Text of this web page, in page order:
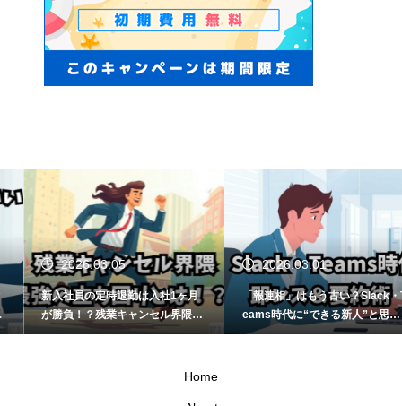
2026.03.05
新入社員の定時退勤は入社1ヶ月
が勝負！？残業キャンセル界隈の
スマートな立ち回り方
2026.03.01
「報連相」はもう古い？Slack・T
eams時代に“できる新人”と思わ
せる即レス＆要約術
Home